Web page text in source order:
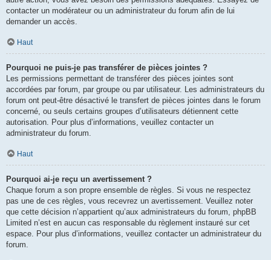
contacter un modérateur ou un administrateur du forum afin de lui
demander un accès.
Haut
Pourquoi ne puis-je pas transférer de pièces jointes ?
Les permissions permettant de transférer des pièces jointes sont
accordées par forum, par groupe ou par utilisateur. Les administrateurs du
forum ont peut-être désactivé le transfert de pièces jointes dans le forum
concerné, ou seuls certains groupes d’utilisateurs détiennent cette
autorisation. Pour plus d’informations, veuillez contacter un
administrateur du forum.
Haut
Pourquoi ai-je reçu un avertissement ?
Chaque forum a son propre ensemble de règles. Si vous ne respectez
pas une de ces règles, vous recevrez un avertissement. Veuillez noter
que cette décision n’appartient qu’aux administrateurs du forum, phpBB
Limited n’est en aucun cas responsable du règlement instauré sur cet
espace. Pour plus d’informations, veuillez contacter un administrateur du
forum.